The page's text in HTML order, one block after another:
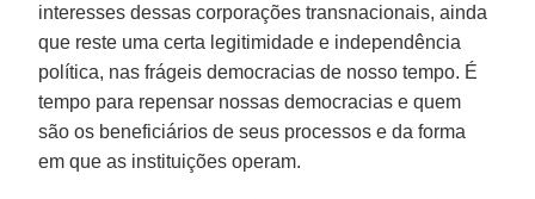
interesses dessas corporações transnacionais, ainda
que reste uma certa legitimidade e independência
política, nas frágeis democracias de nosso tempo. É
tempo para repensar nossas democracias e quem
são os beneficiários de seus processos e da forma
em que as instituições operam.